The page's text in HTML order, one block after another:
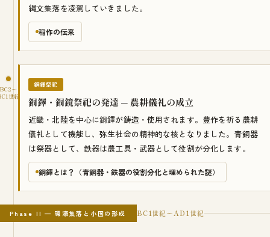
縄文集落を凌駕していきました。
稲作の伝来
BC2〜
世紀
銅鐸祭祀
銅鐸・銅鏡祭祀の発達 ─ 農耕儀礼の成立
近畿・北陸を中心に銅鐸が鋳造・使用されます。豊作を祈る農耕
儀礼として機能し、弥生社会の精神的な核となりました。青銅器
は祭器として、鉄器は農工具・武器として役割が分化します。
銅鐸とは？（青銅器・鉄器の役割分化と埋められた謎）
Phase II — 環濠集落と小国の形成 BC1世紀〜AD1世紀